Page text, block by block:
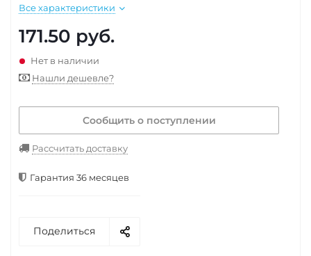
Все характеристики
171.50 руб.
Нет в наличии
Нашли дешевле?
Сообщить о поступлении
Рассчитать доставку
Гарантия 36 месяцев
Поделиться